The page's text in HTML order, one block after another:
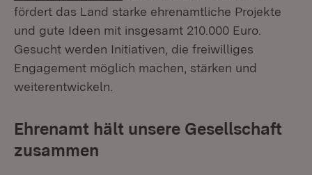
fördert das Land starke ehrenamtliche Projekte
und gute Ideen mit insgesamt 210.000 Euro.
Gesucht werden Initiativen, die freiwilliges
Engagement möglich machen, stärken und
weiterentwickeln.
Ehrenamt hält unsere Gesellschaft
zusammen